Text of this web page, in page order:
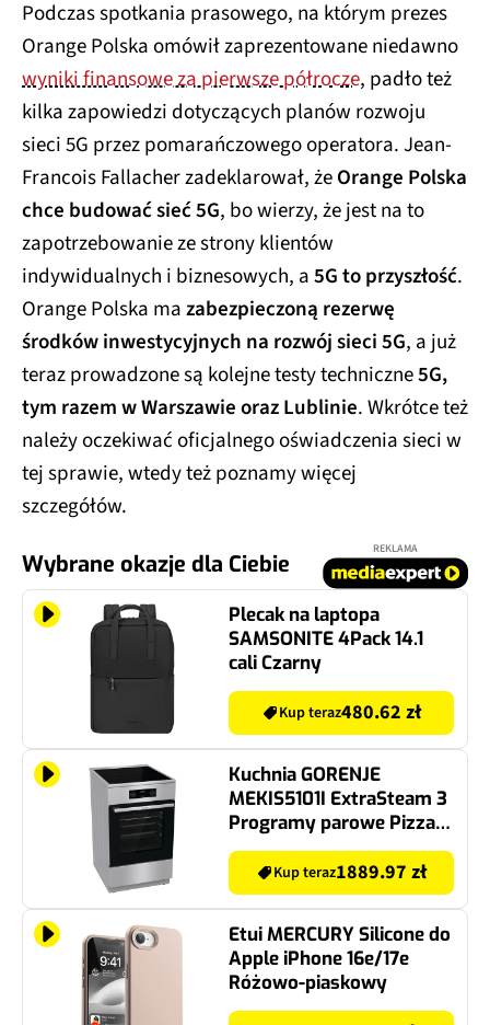
Podczas spotkania prasowego, na którym prezes
Orange Polska omówił zaprezentowane niedawno
wyniki finansowe za pierwsze półrocze, padło też
kilka zapowiedzi dotyczących planów rozwoju
sieci 5G przez pomarańczowego operatora. Jean-
Francois Fallacher zadeklarował, żeOrange Polska
chce budować sieć 5G, bo wierzy, że jest na to
zapotrzebowanie ze strony klientów
indywidualnych i biznesowych, a5G to przyszłość.
Orange Polska mazabezpieczoną rezerwę
środków inwestycyjnych na rozwój sieci 5G, a już
teraz prowadzone są kolejne testy techniczne5G,
tym razem w Warszawie oraz Lublinie. Wkrótce też
należy oczekiwać oficjalnego oświadczenia sieci w
tej sprawie, wtedy też poznamy więcej
szczegółów.
Wybrane okazje dla Ciebie
REKLAMA
Plecak na laptopa
SAMSONITE 4Pack 14.1
cali Czarny
Kup teraz480.62 zł
Kuchnia GORENJE
MEKIS5101I ExtraSteam 3
Programy parowe Pizza
300 stopni
Kup teraz1889.97 zł
Etui MERCURY Silicone do
Apple iPhone 16e/17e
Różowo-piaskowy